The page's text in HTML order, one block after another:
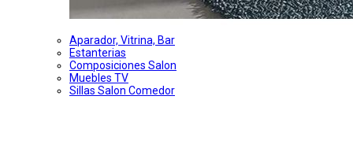
Aparador, Vitrina, Bar
Estanterias
Composiciones Salon
Muebles TV
Sillas Salon Comedor